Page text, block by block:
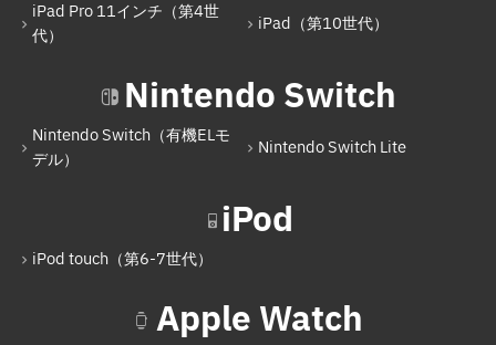
iPad Pro 11インチ（第2世代）
iPad Air（第4世代）
iPad Pro 11インチ（第3世代）
iPad mini（第6世代）
iPad（第9世代）
iPad Air（第5世代）
iPad Pro 11インチ（第4世
代）
iPad（第10世代）
Nintendo Switch
Nintendo Switch（有機ELモ
デル）
Nintendo Switch Lite
iPod
iPod touch（第6-7世代）
Apple Watch